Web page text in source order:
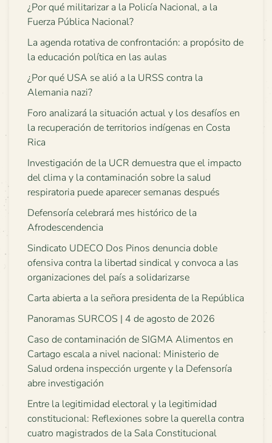
¿Por qué militarizar a la Policía Nacional, a la
Fuerza Pública Nacional?
La agenda rotativa de confrontación: a propósito de
la educación política en las aulas
¿Por qué USA se alió a la URSS contra la
Alemania nazi?
Foro analizará la situación actual y los desafíos en
la recuperación de territorios indígenas en Costa
Rica
Investigación de la UCR demuestra que el impacto
del clima y la contaminación sobre la salud
respiratoria puede aparecer semanas después
Defensoría celebrará mes histórico de la
Afrodescendencia
Sindicato UDECO Dos Pinos denuncia doble
ofensiva contra la libertad sindical y convoca a las
organizaciones del país a solidarizarse
Carta abierta a la señora presidenta de la República
Panoramas SURCOS | 4 de agosto de 2026
Caso de contaminación de SIGMA Alimentos en
Cartago escala a nivel nacional: Ministerio de
Salud ordena inspección urgente y la Defensoría
abre investigación
Entre la legitimidad electoral y la legitimidad
constitucional: Reflexiones sobre la querella contra
cuatro magistrados de la Sala Constitucional